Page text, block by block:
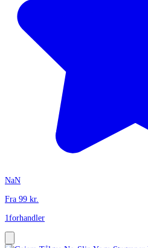
NaN
Fra 99 kr.
1forhandler